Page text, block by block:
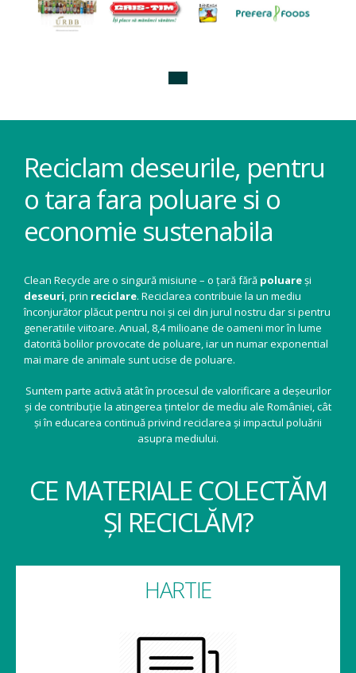
Reciclam deseurile, pentru
o tara fara poluare si o
economie sustenabila
Clean Recycle are o singură misiune – o țară fără poluareși
deseuri, prin reciclare. Reciclarea contribuie la un mediu
înconjurător plăcut pentru noi și cei din jurul nostru dar si pentru
generatiile viitoare. Anual, 8,4 milioane de oameni mor în lume
datorită bolilor provocate de poluare, iar un numar exponential
mai mare de animale sunt ucise de poluare.
Suntem parte activă atât în procesul de valorificare a deșeurilor
și de contribuție la atingerea țintelor de mediu ale României, cât
și în educarea continuă privind reciclarea și impactul poluării
asupra mediului.
CE MATERIALE COLECTĂM
ȘI RECICLĂM?
HARTIE